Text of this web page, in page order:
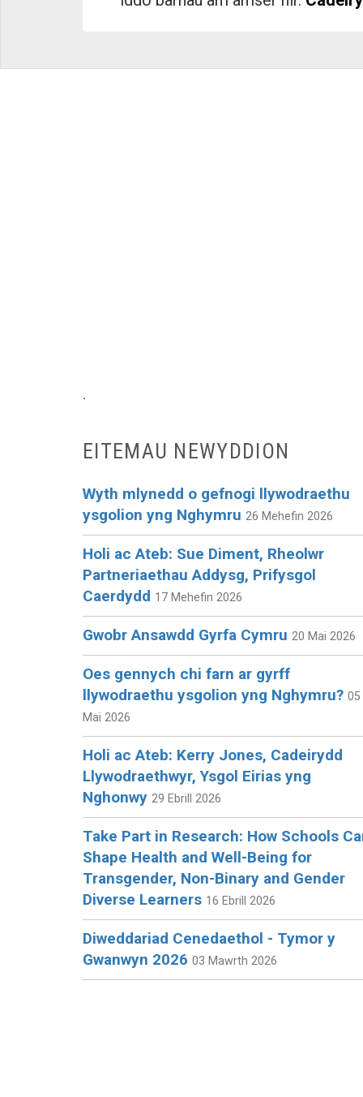
.
EITEMAU NEWYDDION
Wyth mlynedd o gefnogi llywodraethu
ysgolion yng Nghymru 26 Mehefin 2026
Holi ac Ateb: Sue Diment, Rheolwr
Partneriaethau Addysg, Prifysgol
Caerdydd 17 Mehefin 2026
Gwobr Ansawdd Gyrfa Cymru 20 Mai 2026
Oes gennych chi farn ar gyrff
llywodraethu ysgolion yng Nghymru? 05
Mai 2026
Holi ac Ateb: Kerry Jones, Cadeirydd
Llywodraethwyr, Ysgol Eirias yng
Nghonwy 29 Ebrill 2026
Take Part in Research: How Schools
Shape Health and Well-Being for
Transgender, Non-Binary and Gender
Diverse Learners 16 Ebrill 2026
Diweddariad Cenedaethol - Tymor y
Gwanwyn 2026 03 Mawrth 2026